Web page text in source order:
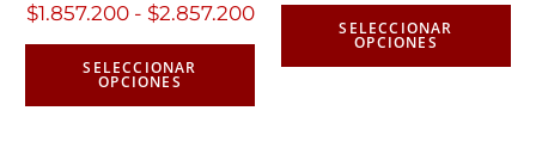
$1.857.200 - $2.857.200
SELECCIONAR
OPCIONES
SELECCIONAR
OPCIONES